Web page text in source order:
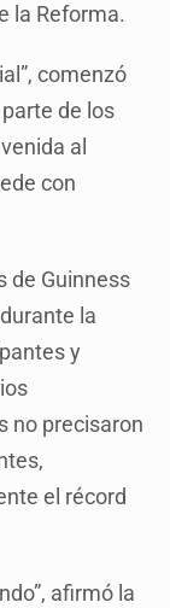
la Reforma.
comenzó
de los
al
con
de Guinness
la
y
no precisaron
el récord
afirmó la